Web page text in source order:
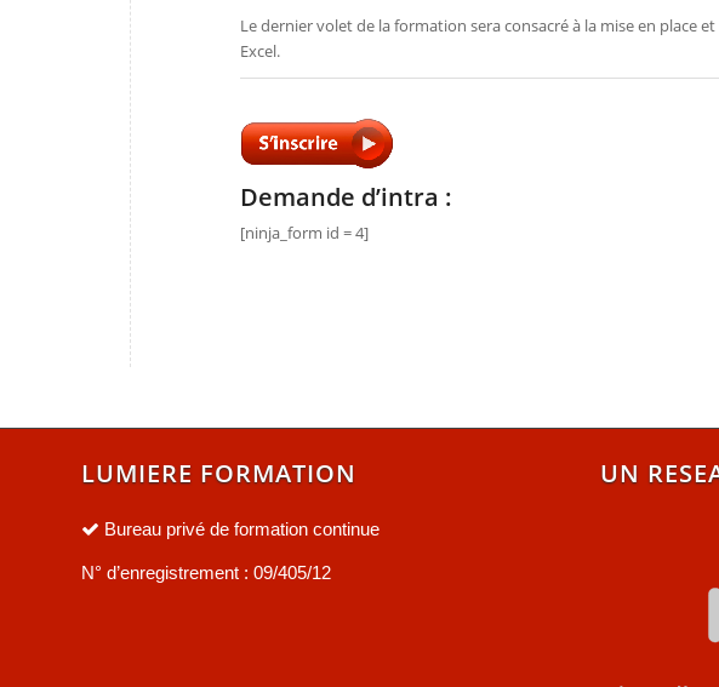
Le dernier volet de la formation sera consacré à la mise en place
Excel.
Demande d’intra :
[ninja_form id = 4]
LUMIERE FORMATION
Bureau privé de formation continue
N° d’enregistrement : 09/405/12
UN